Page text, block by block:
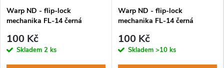
Warp ND - flip-lock
mechanika FL-14 černá
matička
100 Kč
Skladem 2 ks
Warp ND - flip-lock
mechanika FL-14 černá
matička
100 Kč
Skladem >10 ks